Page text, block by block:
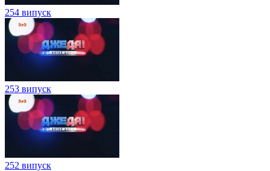
254 випуск
253 випуск
252 випуск